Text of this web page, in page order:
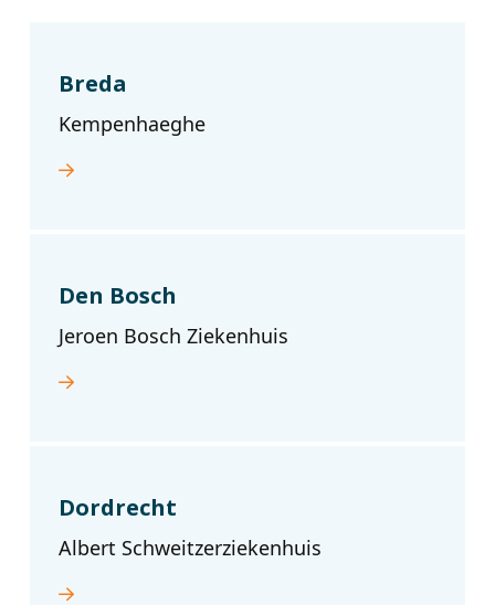
Breda
Kempenhaeghe
Den Bosch
Jeroen Bosch Ziekenhuis
Dordrecht
Albert Schweitzerziekenhuis